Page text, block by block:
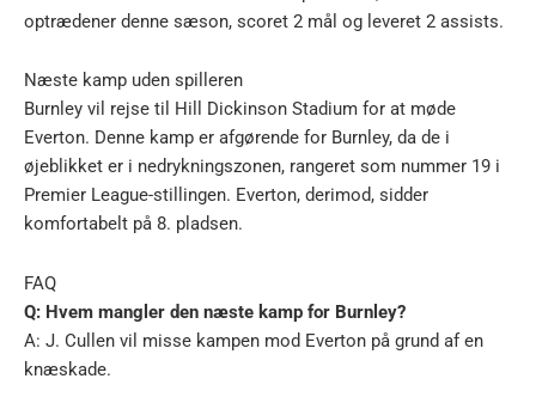
optrædener denne sæson, scoret 2 mål og leveret 2 assists.
Næste kamp uden spilleren
Burnley vil rejse til Hill Dickinson Stadium for at møde
Everton. Denne kamp er afgørende for Burnley, da de i
øjeblikket er i nedrykningszonen, rangeret som nummer 19 i
Premier League-stillingen. Everton, derimod, sidder
komfortabelt på 8. pladsen.
FAQ
Q: Hvem mangler den næste kamp for Burnley?
A: J. Cullen vil misse kampen mod Everton på grund af en
knæskade.